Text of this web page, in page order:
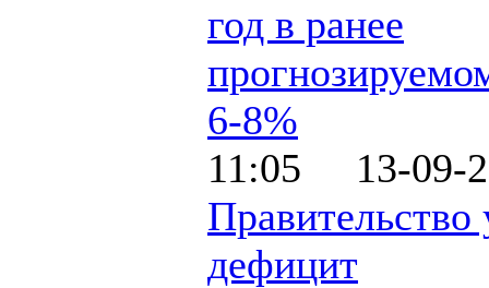
год в ранее
6-8%
11:05 13-09-
Правительство
дефицит